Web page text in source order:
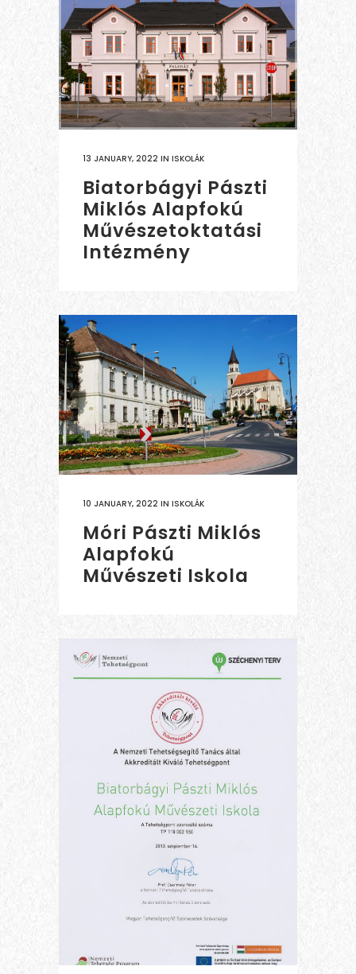
13 JANUARY, 2022 IN ISKOLÁK
Biatorbágyi Pászti
Miklós Alapfokú
Művészetoktatási
Intézmény
10 JANUARY, 2022 IN ISKOLÁK
Móri Pászti Miklós
Alapfokú
Művészeti Iskola